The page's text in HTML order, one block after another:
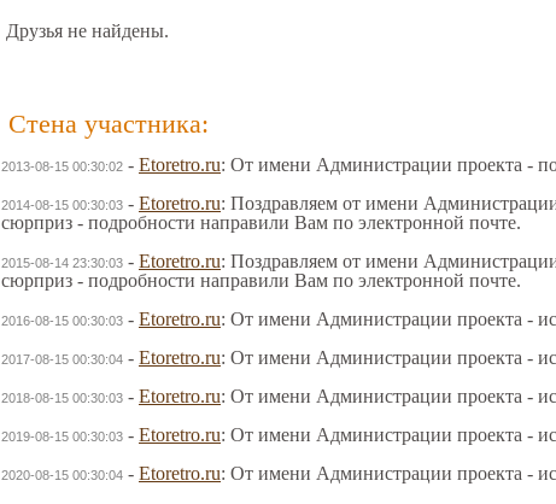
Друзья не найдены.
Стена участника:
2013-08-15 00:30:02 - Etoretro.ru: От имени Администрации проекта -
2014-08-15 00:30:03 - Etoretro.ru: Поздравляем от имени
сюрприз - подробности направили Вам по электронной почте.
2015-08-14 23:30:03 - Etoretro.ru: Поздравляем от имени
сюрприз - подробности направили Вам по электронной почте.
2016-08-15 00:30:03 - Etoretro.ru: От имени Администрации проекта -
2017-08-15 00:30:04 - Etoretro.ru: От имени Администрации проекта -
2018-08-15 00:30:03 - Etoretro.ru: От имени Администрации проекта -
2019-08-15 00:30:03 - Etoretro.ru: От имени Администрации проекта -
2020-08-15 00:30:04 - Etoretro.ru: От имени Администрации проекта -